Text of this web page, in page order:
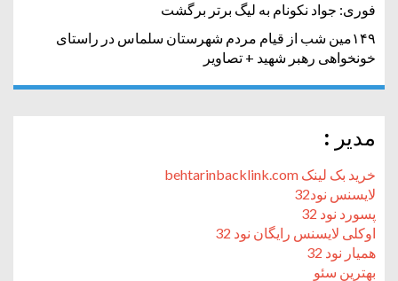
فوری: جواد نکونام به لیگ برتر برگشت
۱۴۹مین شب از قیام مردم شهرستان سلماس در راستای
خونخواهی رهبر شهید + تصاویر
مدیر :
خرید بک لینک behtarinbacklink.com
لایسنس نود32
پسورد نود 32
اوکلی لایسنس رایگان نود 32
همیار نود 32
بهترین سئو